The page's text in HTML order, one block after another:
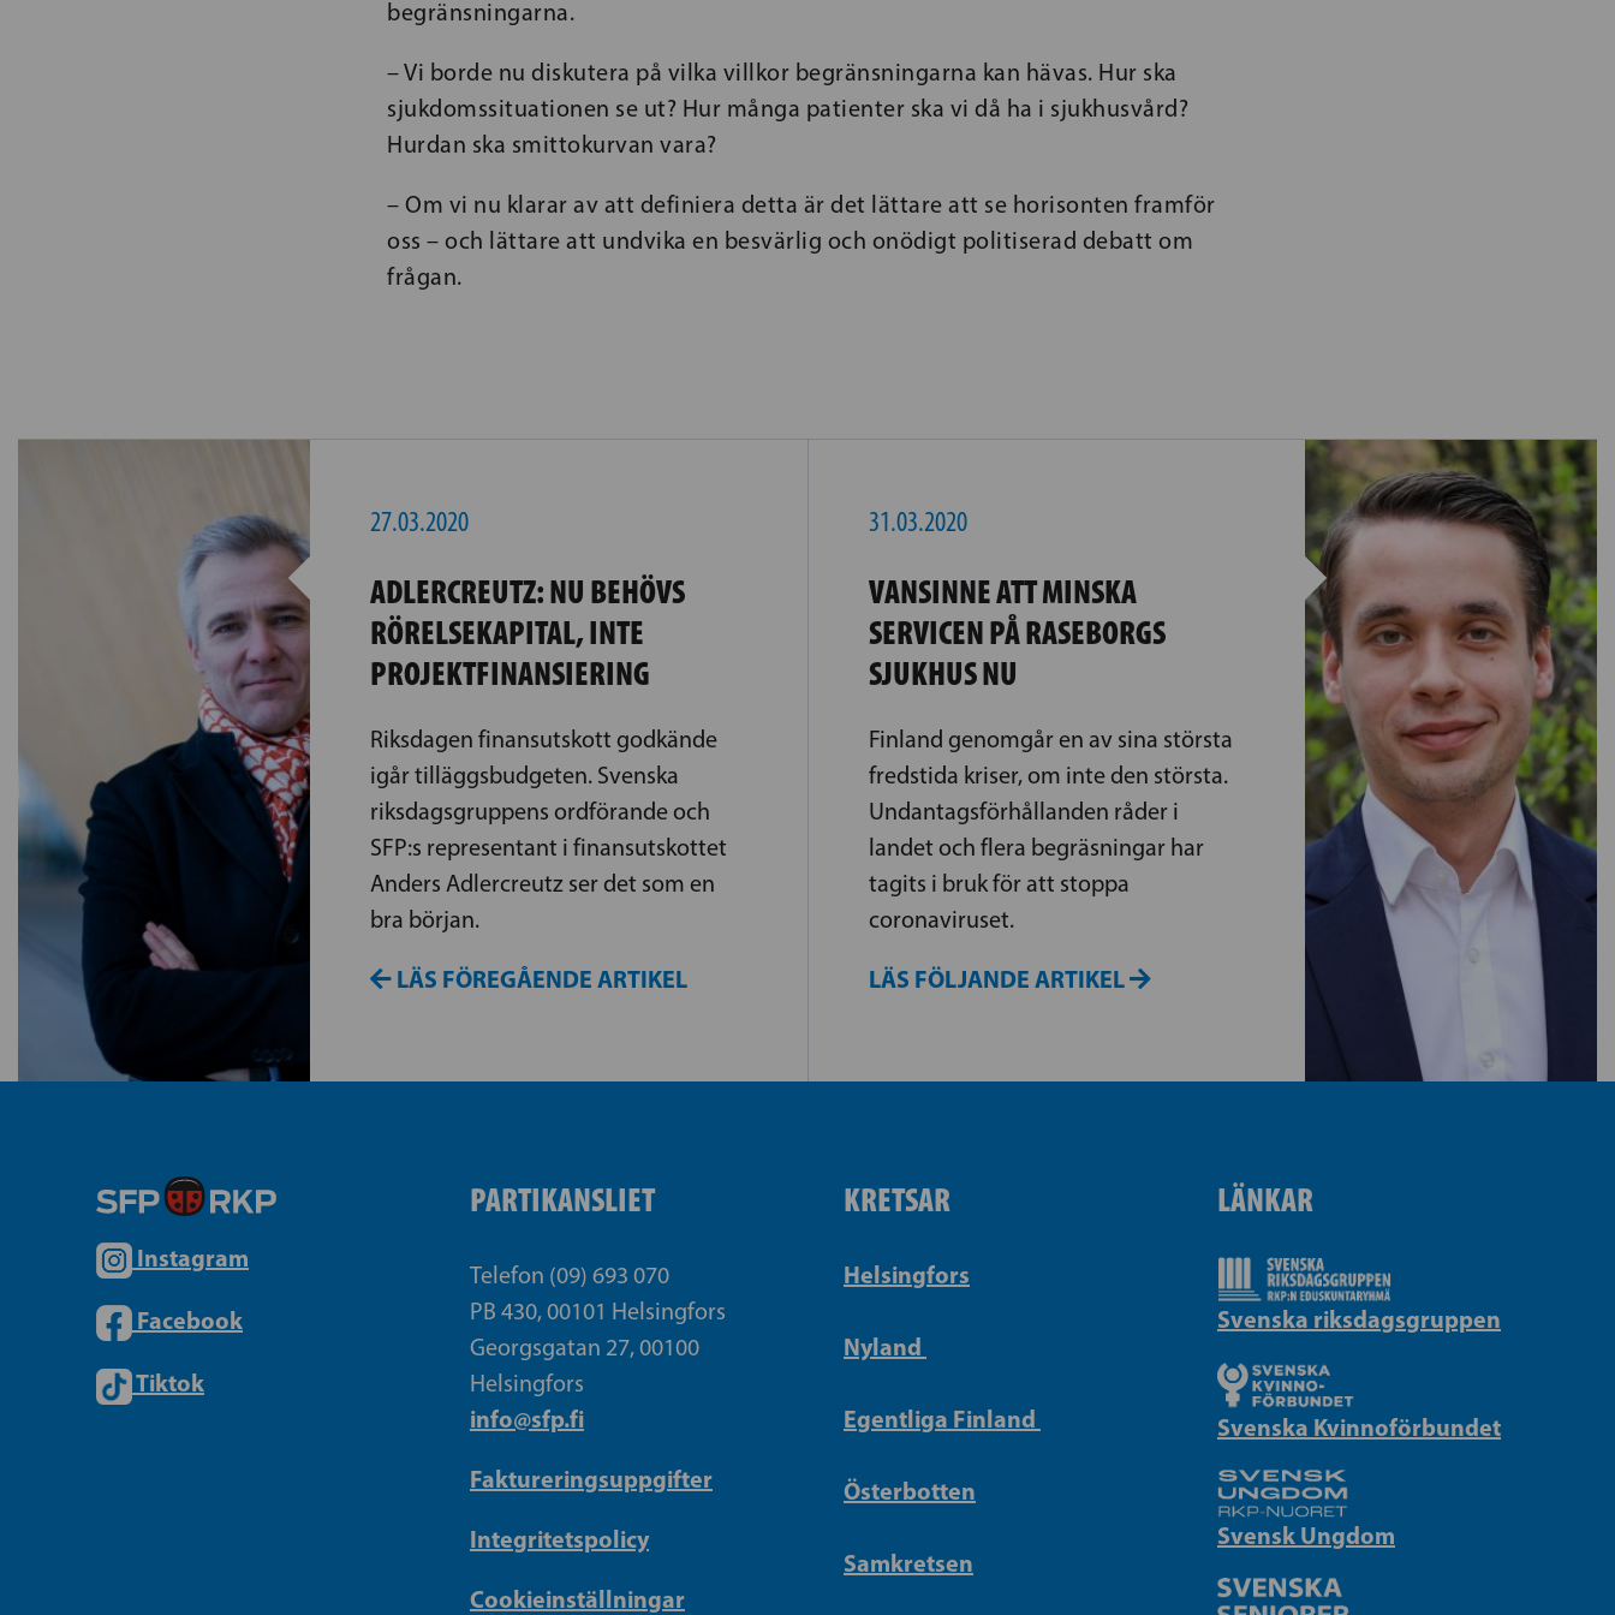
begränsningarna.
– Vi borde nu diskutera på vilka villkor begränsningarna kan hävas. Hur ska
sjukdomssituationen se ut? Hur många patienter ska vi då ha i sjukhusvård?
Hurdan ska smittokurvan vara?
– Om vi nu klarar av att definiera detta är det lättare att se horisonten framför
oss – och lättare att undvika en besvärlig och onödigt politiserad debatt om
frågan.
27.03.2020
ADLERCREUTZ: NU BEHÖVS
RÖRELSEKAPITAL, INTE
PROJEKTFINANSIERING
Riksdagen finansutskott godkände
igår tilläggsbudgeten. Svenska
riksdagsgruppens ordförande och
SFP:s representant i finansutskottet
Anders Adlercreutz ser det som en
bra början.
LÄS FÖREGÅENDE ARTIKEL
31.03.2020
VANSINNE ATT MINSKA
SERVICEN PÅ RASEBORGS
SJUKHUS NU
Finland genomgår en av sina största
fredstida kriser, om inte den största.
Undantagsförhållanden råder i
landet och flera begräsningar har
tagits i bruk för att stoppa
coronaviruset.
LÄS FÖLJANDE ARTIKEL
Instagram
Facebook
Tiktok
PARTIKANSLIET
Telefon (09) 693 070
PB 430, 00101 Helsingfors
Georgsgatan 27, 00100
Helsingfors
info@sfp.fi
Faktureringsuppgifter
Integritetspolicy
Cookieinställningar
KRETSAR
Helsingfors
Nyland
Egentliga Finland
Österbotten
Samkretsen
LÄNKAR
Svenska riksdagsgruppen
Svenska Kvinnoförbundet
Svensk Ungdom